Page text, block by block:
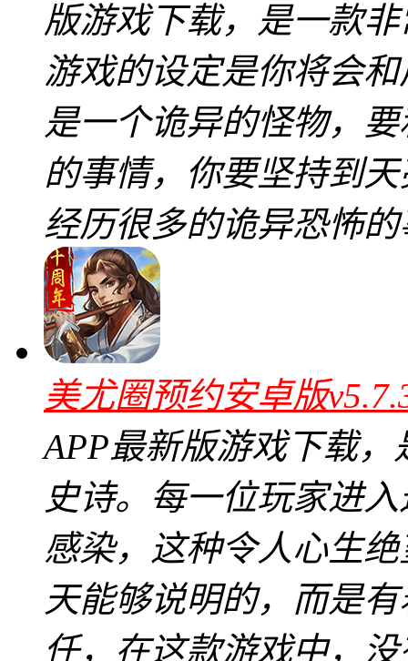
版游戏下载，是一款
游戏的设定是你将会
是一个诡异的怪物，
的事情，你要坚持到
经历很多的诡异恐怖
美尤圈预约安卓版
APP最新版游戏下载
史诗。每一位玩家进
感染，这种令人心生
天能够说明的，而是
任，在这款游戏中，